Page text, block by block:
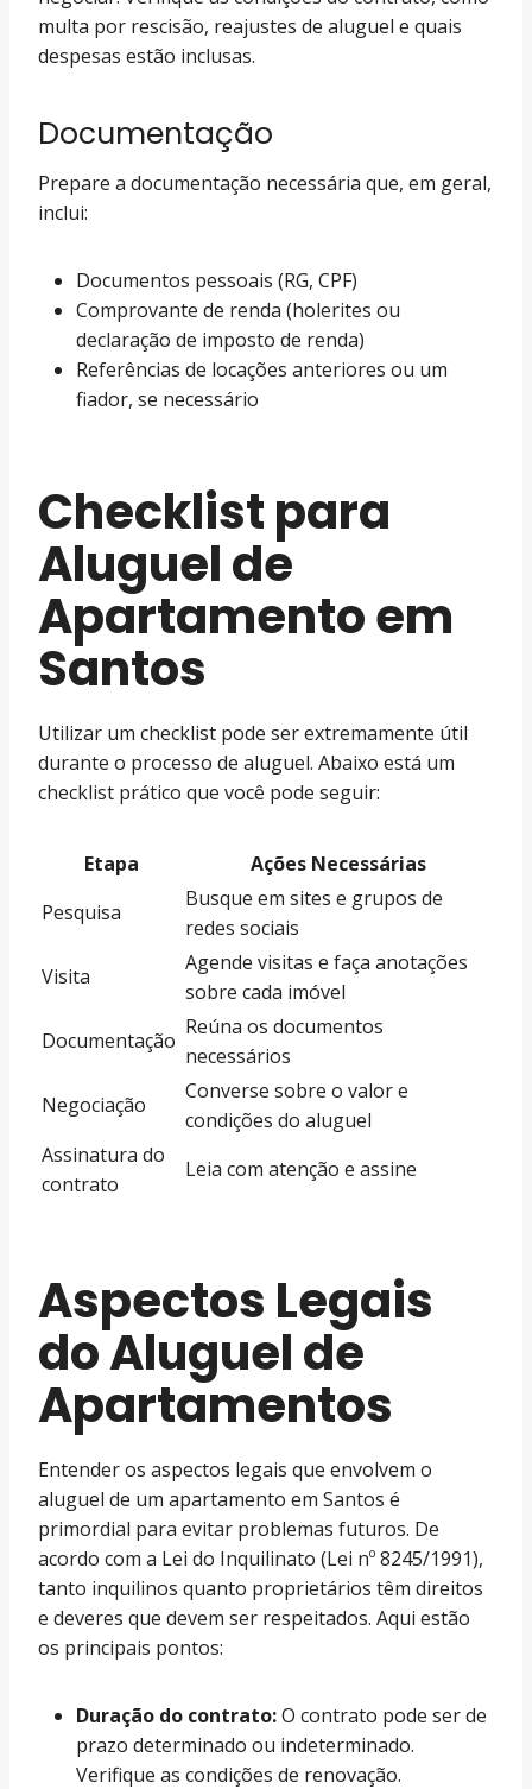
multa por rescisão, reajustes de aluguel e quais
despesas estão inclusas.
Documentação
Prepare a documentação necessária que, em geral,
inclui:
Documentos pessoais (RG, CPF)
Comprovante de renda (holerites ou
declaração de imposto de renda)
Referências de locações anteriores ou um
fiador, se necessário
Checklist para
Aluguel de
Apartamento em
Santos
Utilizar um checklist pode ser extremamente útil
durante o processo de aluguel. Abaixo está um
checklist prático que você pode seguir:
Etapa
Ações Necessárias
Pesquisa
Busque em sites e grupos de
redes sociais
Visita
Agende visitas e faça anotações
sobre cada imóvel
Documentação
Reúna os documentos
necessários
Negociação
Converse sobre o valor e
condições do aluguel
Assinatura do
contrato
Leia com atenção e assine
Aspectos Legais
do Aluguel de
Apartamentos
Entender os aspectos legais que envolvem o
aluguel de um apartamento em Santos é
primordial para evitar problemas futuros. De
acordo com a Lei do Inquilinato (Lei nº 8245/1991),
tanto inquilinos quanto proprietários têm direitos
e deveres que devem ser respeitados. Aqui estão
os principais pontos:
Duração do contrato:O contrato pode ser de
prazo determinado ou indeterminado.
Verifique as condições de renovação.